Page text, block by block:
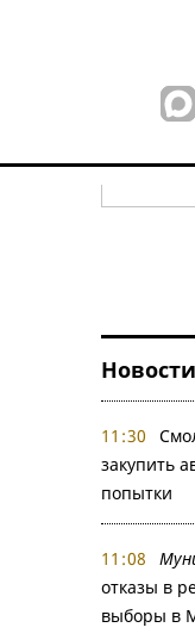
Новости
11:30
закупить
попытки
11:08
отказы в
выборы в